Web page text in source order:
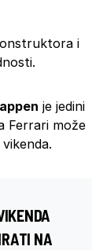
i
je jedini
Ferrari može
NA